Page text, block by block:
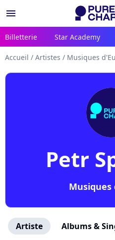
menu
Billetterie Star Academy
Accueil / Artistes / Musiques
Petr
Musiques
Artiste Albums &